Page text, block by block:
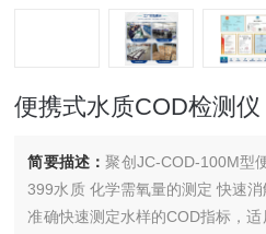
便携式水质COD检测仪
简要描述：聚创JC-COD-100M型
399水质 化学需氧量的测定 快速
准确快速测定水样的COD指标，